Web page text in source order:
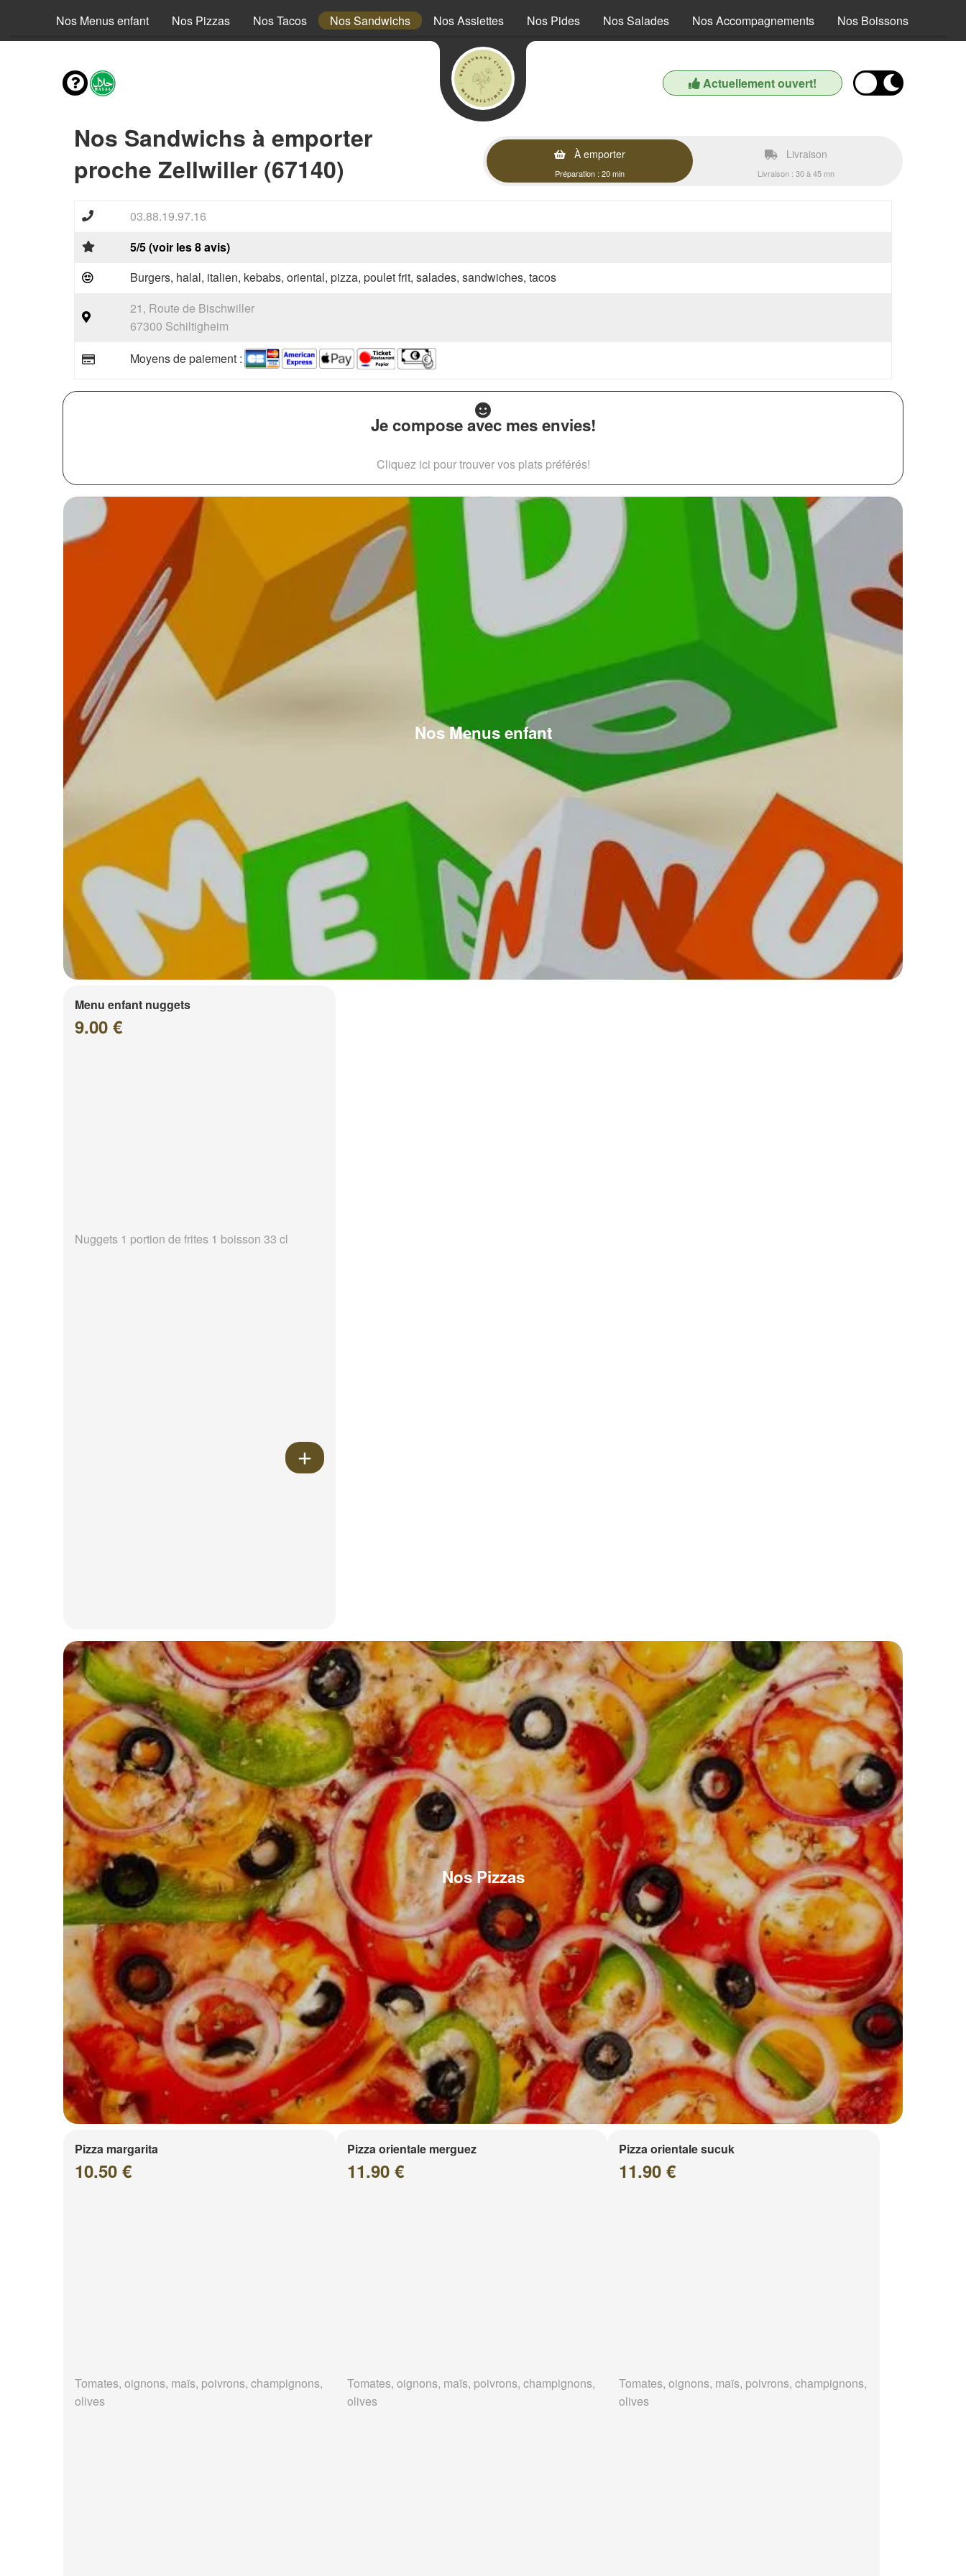
Nos Menus enfant Nos Pizzas Nos Tacos Nos Sandwichs Nos Assiettes Nos Pides Nos Salades Nos Accompagnements Nos Boissons
Actuellement ouvert!
Nos Sandwichs à emporter
proche Zellwiller (67140)
À emporter
Préparation : 20 min
Livraison
Livraison : 30 à 45 mn
03.88.19.97.16
5/5 (voir les 8 avis)
Burgers, halal, italien, kebabs, oriental, pizza, poulet frit, salades, sandwiches, tacos
21, Route de Bischwiller
67300 Schiltigheim
Moyens de paiement :
Je compose avec mes envies!
Cliquez ici pour trouver vos plats préférés!
Nos Menus enfant
Menu enfant nuggets
9.00 €
Nuggets 1 portion de frites 1 boisson 33 cl
Nos Pizzas
Pizza margarita
10.50 €
Tomates, oignons, maïs, poivrons, champignons,
olives
Pizza orientale merguez
11.90 €
Tomates, oignons, maïs, poivrons, champignons,
olives
Pizza orientale sucuk
11.90 €
Tomates, oignons, maïs, poivrons, champignons,
olives